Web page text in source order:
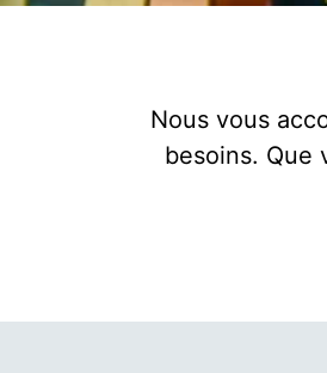
Nous vous
besoins. Que